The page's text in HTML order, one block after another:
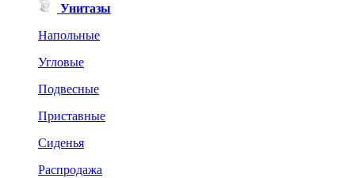
Унитазы
Напольные
Угловые
Подвесные
Приставные
Сиденья
Распродажа